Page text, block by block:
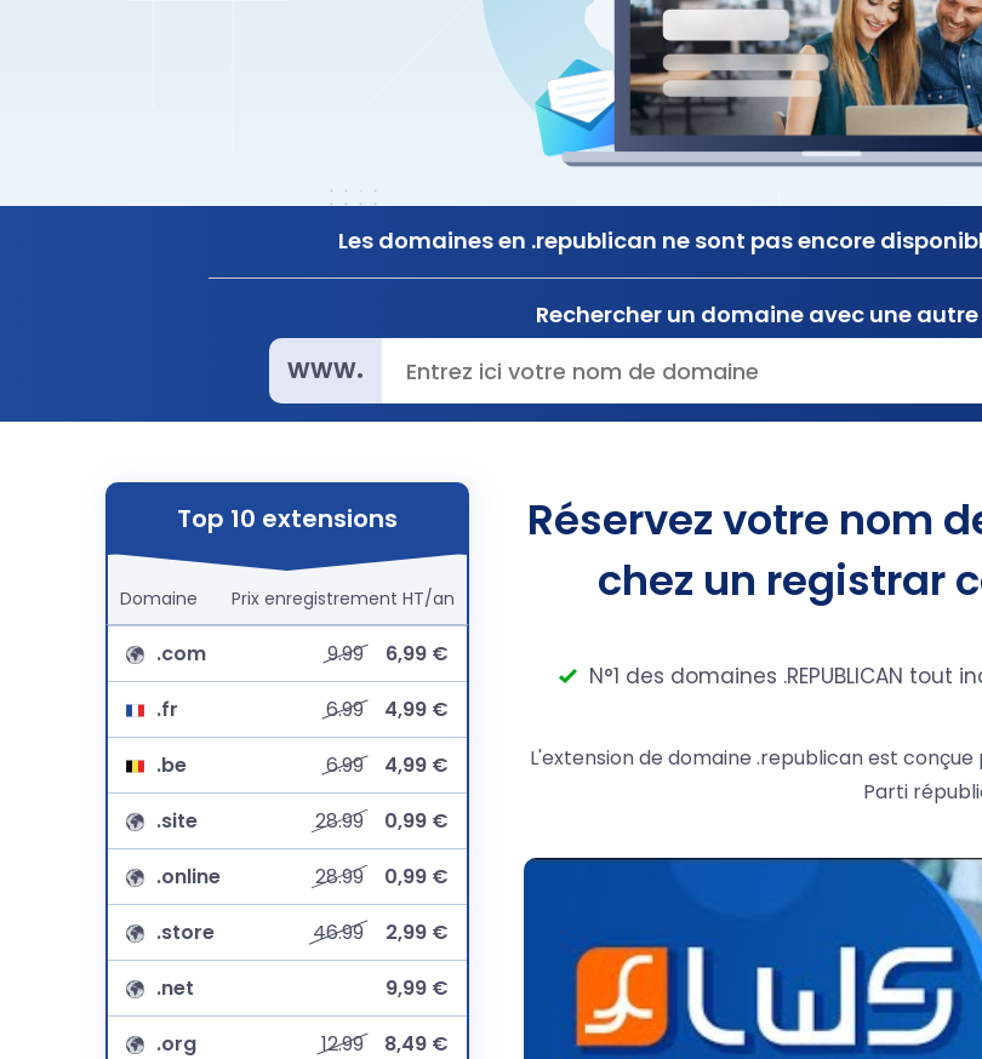
Les domaines en .republican ne sont pas encore
Rechercher un domaine avec une
www.
Top 10 extensions
Domaine Prix enregistrement HT/an
.com 9.99
6,99 €
.fr
6.99
4,99 €
.be
6.99
4,99 €
.site
28.99
0,99 €
.online
28.99
0,99 €
.store
46.99
2,99 €
.net
9,99 €
.org
12.99
8,49 €
Réservez votre nom
chez un registrar
N°1 des domaines .REPUBLICAN tout
L'extension de domaine .republican est
Parti